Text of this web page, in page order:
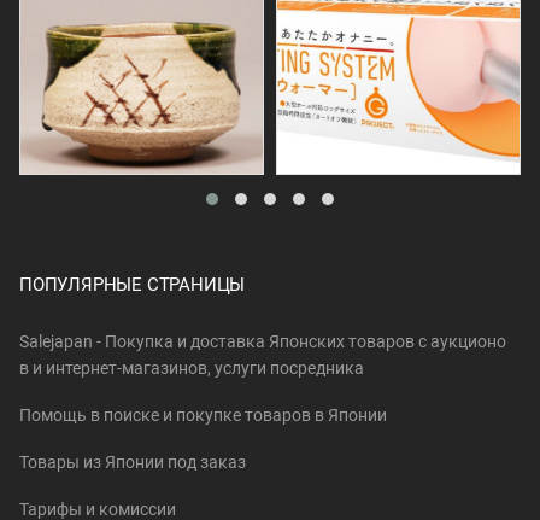
ПОПУЛЯРНЫЕ СТРАНИЦЫ
Salejapan - Покупка и доставка Японских товаров c аукционо
в и интернет-магазинов, услуги посредника
Помощь в поиске и покупке товаров в Японии
Товары из Японии под заказ
Тарифы и комиссии